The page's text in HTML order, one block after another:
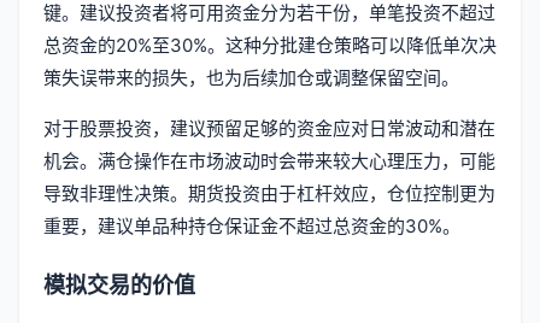
键。建议投资者将可用资金分为若干份，单笔投资不超过
总资金的20%至30%。这种分批建仓策略可以降低单次决
策失误带来的损失，也为后续加仓或调整保留空间。
对于股票投资，建议预留足够的资金应对日常波动和潜在
机会。满仓操作在市场波动时会带来较大心理压力，可能
导致非理性决策。期货投资由于杠杆效应，仓位控制更为
重要，建议单品种持仓保证金不超过总资金的30%。
模拟交易的价值